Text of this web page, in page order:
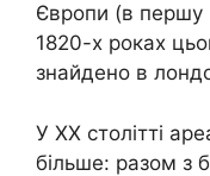
Європи (в першу
1820-х роках
знайдено в
У XX столітті
більше: разом з